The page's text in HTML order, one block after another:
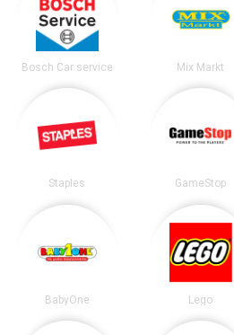
Bosch Car service Mix Markt
Staples GameStop
BabyOne Lego